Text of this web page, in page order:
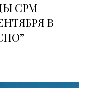
CPM
В